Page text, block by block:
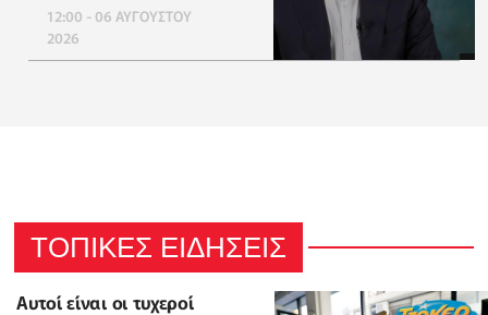
12:00 - 06 ΑΥΓΟΥΣΤΟΥ
2026
ΤΟΠΙΚΕΣ ΕΙΔΗΣΕΙΣ
Αυτοί είναι οι τυχεροί